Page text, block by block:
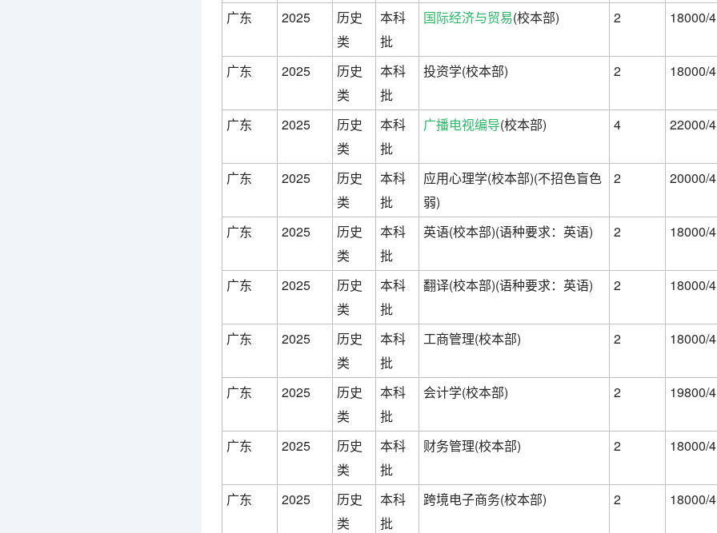
广东 2025
历史
类
本科
批
国际经济与贸易(校本部) 2 18000/4
广东 2025
历史
类
本科
批
投资学(校本部) 2 18000/4
广东 2025
历史
类
本科
批
广播电视编导(校本部) 4 22000/4
广东 2025
历史
类
本科
批
应用心理学(校本部)(不招色盲色
弱)
2 20000/4
广东 2025
历史
类
本科
批
英语(校本部)(语种要求：英语) 2 18000/4
广东 2025
历史
类
本科
批
翻译(校本部)(语种要求：英语) 2 18000/4
广东 2025
历史
类
本科
批
工商管理(校本部) 2 18000/4
广东 2025
历史
类
本科
批
会计学(校本部) 2 19800/4
广东 2025
历史
类
本科
批
财务管理(校本部) 2 18000/4
广东 2025
历史
类
本科
批
跨境电子商务(校本部) 2 18000/4